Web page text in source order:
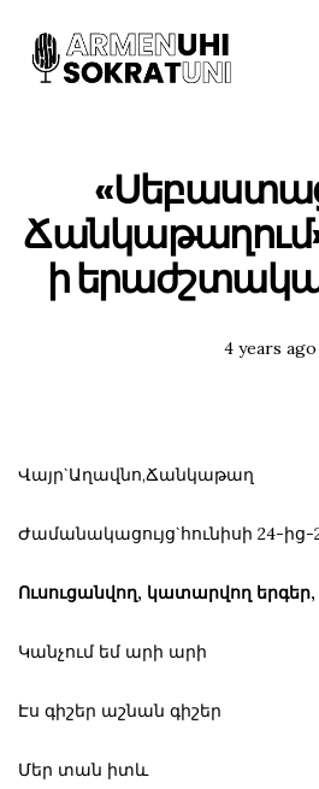
ի
Posted
4 years ago
Վայր`Աղավնո,Ճանկաթաղ
Ժամանակացույց`հունիսի 24-ից-
Ուսուցանվող, կատարվող
‌Կանչում եմ արի արի
‌Էս գիշեր աշնան գիշեր
‌Մեր տան իտև